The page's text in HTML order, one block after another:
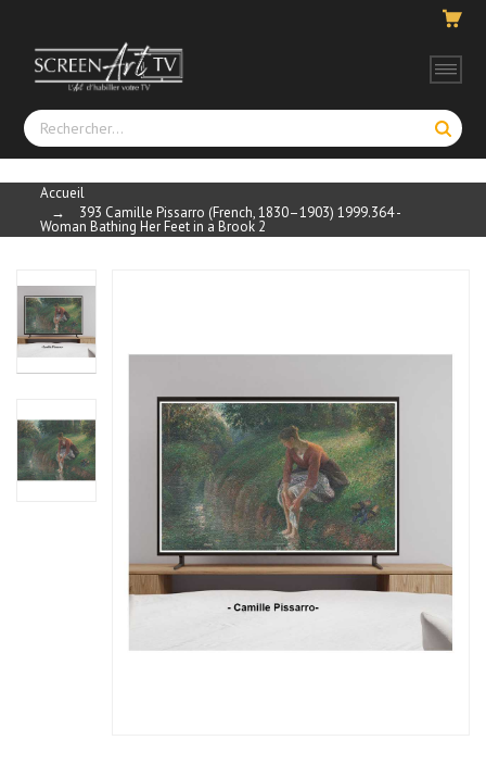
Accueil
→
393 Camille Pissarro (French, 1830–1903) 1999.364 -
Woman Bathing Her Feet in a Brook 2